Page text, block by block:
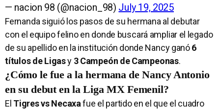
— nacion 98 (@nacion_98) July 19, 2025
Fernanda siguió los pasos de su hermana al debutar
con el equipo felino en donde buscará ampliar el legado
de su apellido en la institución donde Nancy ganó6
títulos de Ligasy 3 Campeón de Campeonas.
¿Cómo le fue a la hermana de Nancy Antonio
en su debut en la Liga MX Femenil?
El Tigres vs Necaxafue el partido en el que el cuadro